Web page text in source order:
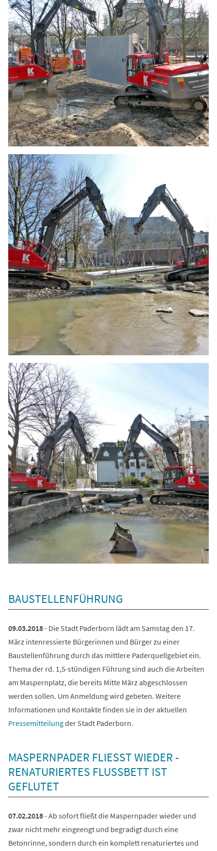
BAUSTELLENFÜHRUNG
09.03.2018- Die Stadt Paderborn lädt am Samstag den 17.
März intenressierte Bürgerinnen und Bürger zu einer
Baustellenführung durch das mittlere Paderquellgebiet ein.
Thema der rd. 1,5-stündigen Führung sind auch die Arbeiten
am Maspernplatz, die bereits Mitte März abgeschlossen
werden sollen. Um Anmeldung wird gebeten. Weitere
Informationen und Kontakte finden sie in der aktuellen
Pressemitteilungder Stadt Paderborn.
MASPERNPADER FLIESST WIEDER - R
ENATURIERTES FLUSSBETT IST G
EFLUTET
07.02.2018- Ab sofort fließt die Maspernpader wieder und
zwar nicht mehr eingeengt und begradigt durch eine
Betonrinne, sondern durch ein komplett renaturiertes und